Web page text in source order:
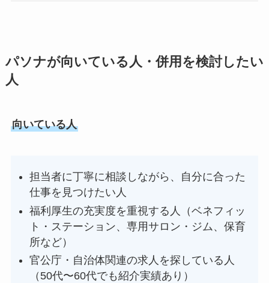
パソナが向いている人・併用を検討したい
人
向いている人
担当者に丁寧に相談しながら、自分に合った
仕事を見つけたい人
福利厚生の充実度を重視する人（ベネフィッ
ト・ステーション、専用サロン・ジム、保育
所など）
官公庁・自治体関連の求人を探している人
（50代〜60代でも紹介実績あり）